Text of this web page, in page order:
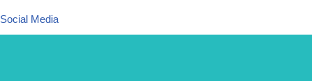
Social Media